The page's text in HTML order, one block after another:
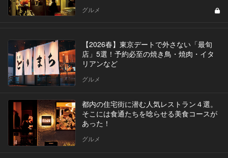
グルメ
【2026春】東京デートで外さない「最旬
店」5選！予約必至の焼き鳥・焼肉・イタ
リアンなど
グルメ
都内の住宅街に潜む人気レストラン４選。
そこには食通たちを唸らせる美食コースが
あった！
グルメ